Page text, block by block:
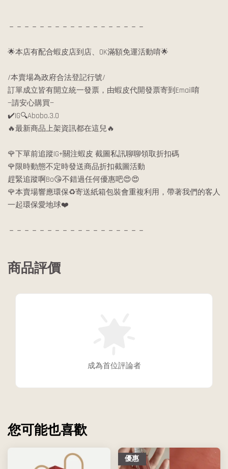
－－－－－－－－－－－－－－－－－－
🌟本店有配合蝦皮店到店、OK滿額免運活動唷🌟
/本賣場為政府合法登記行號/
訂單成立皆有開立統一發票，由蝦皮代開發票寄到Email唷
—請安心購買—
✔️IG🔍Abobo.3.0
🔥最新商品上架資訊都在這兒🔥
🌹下單前追蹤IG+關注蝦皮 截圖私訊聊聊領取折扣碼
🌹限時動態不定時發送商品折扣截圖活動
趕緊追蹤啊Bo😘不錯過任何優惠吧😍😍
🌹本賣場響應環保♻️寄送紙箱包裝會重複利用，帶著我們的客人
一起環保愛地球❤️
－－－－－－－－－－－－－－－－－－
商品評價
成為首位評論者
您可能也喜歡
優惠